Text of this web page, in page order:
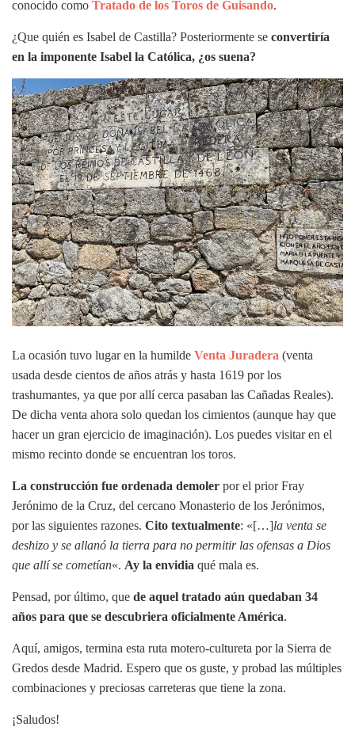
conocido como Tratado de los Toros de Guisando.
¿Que quién es Isabel de Castilla? Posteriormente se convertiría
en la imponente Isabel la Católica, ¿os suena?
La ocasión tuvo lugar en la humilde Venta Juradera (venta
usada desde cientos de años atrás y hasta 1619 por los
trashumantes, ya que por allí cerca pasaban las Cañadas Reales).
De dicha venta ahora solo quedan los cimientos (aunque hay que
hacer un gran ejercicio de imaginación). Los puedes visitar en el
mismo recinto donde se encuentran los toros.
La construcción fue ordenada demoler por el prior Fray
Jerónimo de la Cruz, del cercano Monasterio de los Jerónimos,
por las siguientes razones. Cito textualmente: «[…]la venta se
deshizo y se allanó la tierra para no permitir las ofensas a Dios
que allí se cometían«. Ay la envidia qué mala es.
Pensad, por último, que de aquel tratado aún quedaban 34
años para que se descubriera oficialmente América.
Aquí, amigos, termina esta ruta motero-cultureta por la Sierra de
Gredos desde Madrid. Espero que os guste, y probad las múltiples
combinaciones y preciosas carreteras que tiene la zona.
¡Saludos!